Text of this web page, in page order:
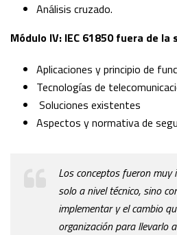
Análisis cruzado.
Módulo IV: IEC 61850 fuera de la
Aplicaciones y principio de
Tecnologías de
Soluciones existentes
Aspectos y normativa de
Los conceptos fueron muy
solo a nivel técnico, sino
implementar y el cambio
organización para llevarlo